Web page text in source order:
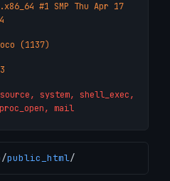
#1 SMP Thu Apr 17
(1137)
system, shell_exec,
mail
/public_html/